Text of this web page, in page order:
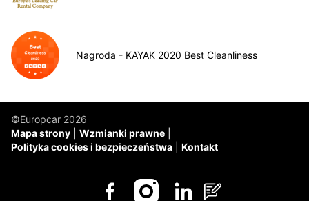
Nagroda - KAYAK 2020 Best Cleanliness
©Europcar 2026
Mapa strony
Wzmianki prawne
Polityka cookies i bezpieczeństwa
Kontakt